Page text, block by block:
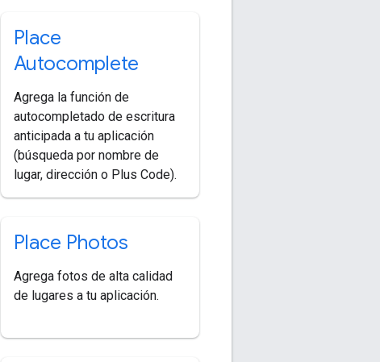
Place
Autocomplete
Agrega la función de
autocompletado de escritura
anticipada a tu aplicación
(búsqueda por nombre de
lugar, dirección o Plus Code).
Place Photos
Agrega fotos de alta calidad
de lugares a tu aplicación.